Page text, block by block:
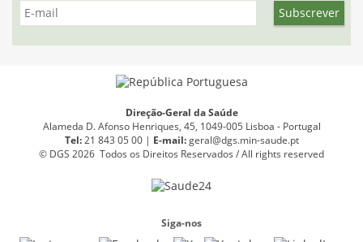
Direção-Geral da Saúde
Alameda D. Afonso Henriques, 45, 1049-005 Lisboa - Portugal
Tel:21 843 05 00 | E-mail: geral@dgs.min-saude.pt
© DGS 2026 Todos os Direitos Reservados / All rights reserved
Siga-nos